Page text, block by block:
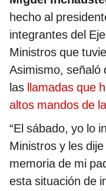
hecho al
integrantes del
Ministros que
Asimismo, señaló
las llamadas que
altos mandos de
“El sábado, yo lo
Ministros y les
memoria de mi
esta situación de